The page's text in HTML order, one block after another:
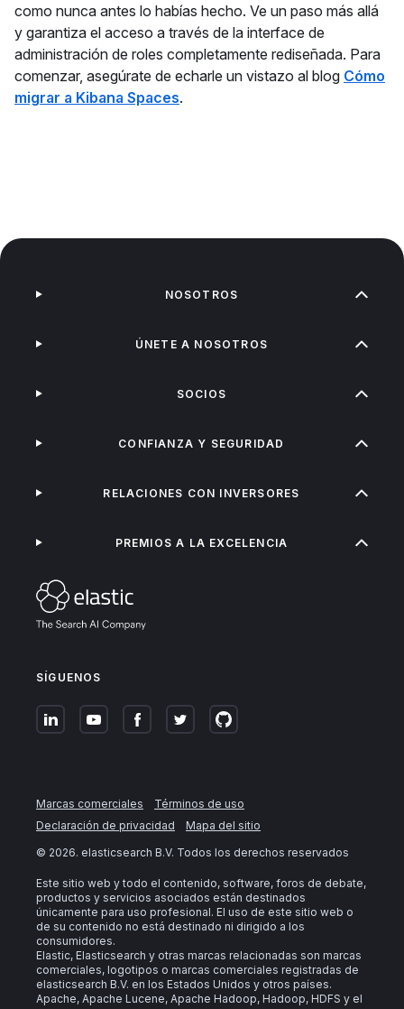
como nunca antes lo habías hecho. Ve un paso más allá
y garantiza el acceso a través de la interface de
administración de roles completamente rediseñada. Para
comenzar, asegúrate de echarle un vistazo al blog Cómo
migrar a Kibana Spaces.
SÍGUENOS
NOSOTROS
ÚNETE A NOSOTROS
SOCIOS
CONFIANZA Y SEGURIDAD
RELACIONES CON INVERSORES
PREMIOS A LA EXCELENCIA
Marcas comerciales
Términos de uso
Declaración de privacidad
Mapa del sitio
© 2026. elasticsearch B.V. Todos los derechos reservados
Este sitio web y todo el contenido, software, foros de debate,
productos y servicios asociados están destinados
únicamente para uso profesional. El uso de este sitio web o
de su contenido no está destinado ni dirigido a los
consumidores.
Elastic, Elasticsearch y otras marcas relacionadas son marcas
comerciales, logotipos o marcas comerciales registradas de
elasticsearch B.V. en los Estados Unidos y otros países.
Apache, Apache Lucene, Apache Hadoop, Hadoop, HDFS y el